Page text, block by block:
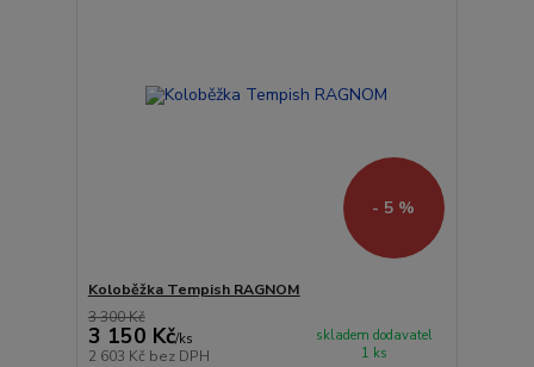
- 5 %
Koloběžka Tempish RAGNOM
3 300 Kč
3 150 Kč/ks
2 603 Kč bez DPH
skladem dodavatel
1 ks